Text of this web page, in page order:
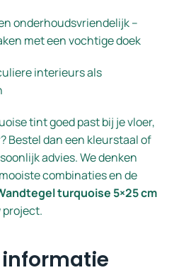
onderhoudsvriendelijk –
met een vochtige doek
interieurs als
tint goed past bij je vloer,
Bestel dan een kleurstaal of
advies. We denken
combinaties en de
turquoise 5×25 cm
project.